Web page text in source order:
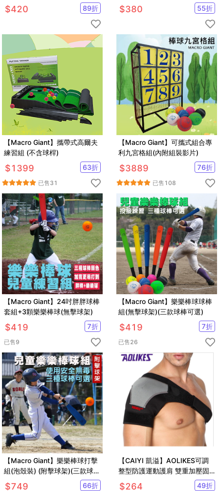
$420 89折 $380 55折
【Macro Giant】攜帶式高爾夫
練習組 (不含球桿)
$1399 63折
已售31
【Macro Giant】可攜式組合專
利九宮格組(內附組裝影片)
$3889 76折
已售 108
【Macro Giant】24吋胖胖球棒
套組+3顆樂樂棒球(無擊球架)
$419 7折
已售9
【Macro Giant】樂樂棒球球棒
組(無擊球架)(三款球棒可選)
$419 7折
已售26
【Macro Giant】樂樂棒球打擊
組(泡殼裝) (附擊球架)(三款球棒
可選)
$749 66折
【CAIYI 凱溢】AOLIKES可調
整型防護運動護肩 雙重加壓固
定 肩膀關節拉傷 運動護肩 單肩
$264 49折